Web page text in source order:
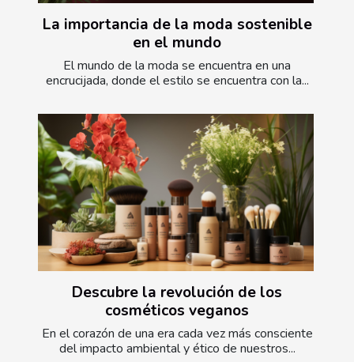
La importancia de la moda sostenible
en el mundo
El mundo de la moda se encuentra en una
encrucijada, donde el estilo se encuentra con la...
Descubre la revolución de los
cosméticos veganos
En el corazón de una era cada vez más consciente
del impacto ambiental y ético de nuestros...